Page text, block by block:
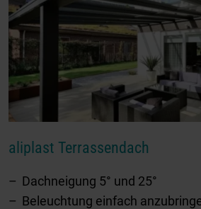
aliplast Terrassendach
Dachneigung 5° und 25°
Beleuchtung einfach